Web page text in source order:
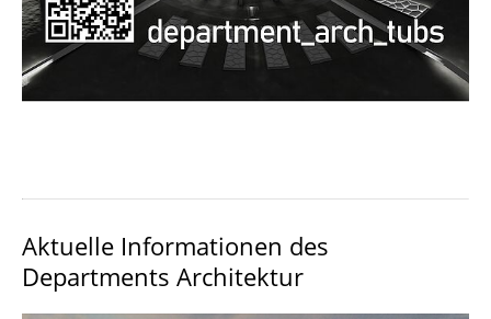
Aktuelle Informationen des
Departments Architektur